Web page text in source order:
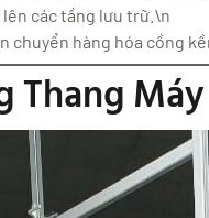
các tầng lưu trữ.\n
chuyển hàng hóa cồng